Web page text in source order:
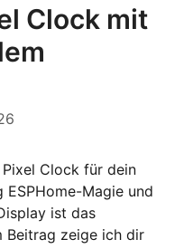
Clock mit
Clock für dein
ESPHome-Magie und
ist das
Beitrag zeige ich dir